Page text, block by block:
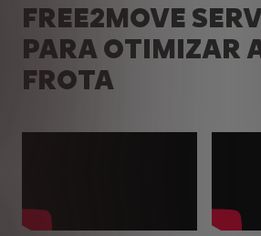
FREE2MOVE
PARA OTIMIZAR
FROTA